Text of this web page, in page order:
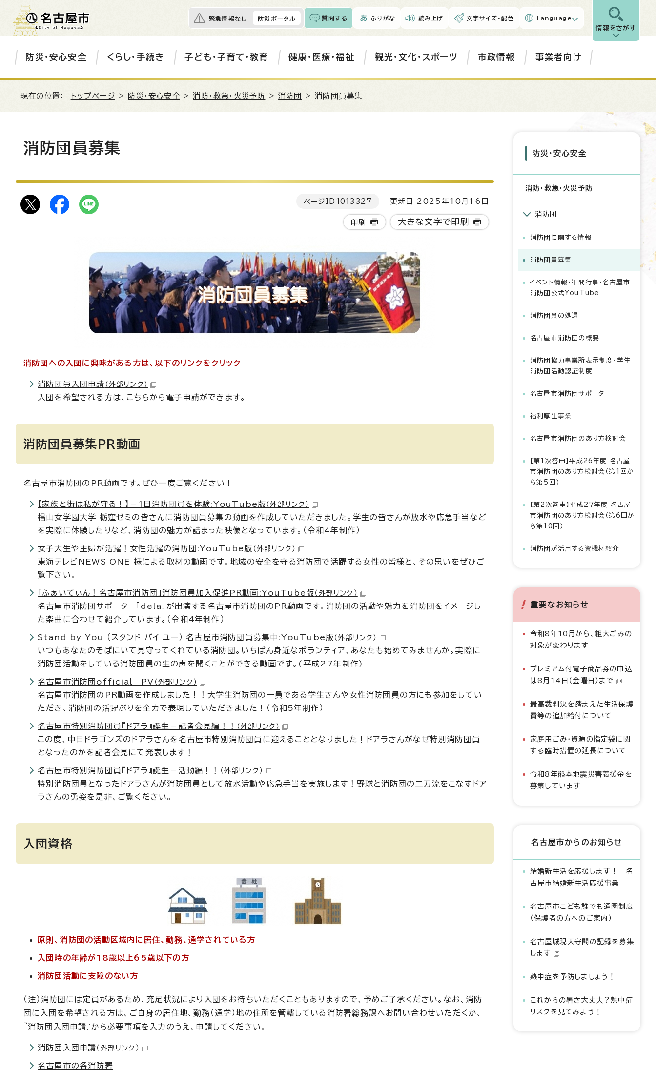
緊急情報なし 防災ポータル 質問する ふりがな 読み上げ 文字サイズ・配色 Language
情報をさがす
防災・安心安全 くらし・手続き 子ども・子育て・教育 健康・医療・福祉 観光・文化・スポーツ 市政情報 事業者向け
現在の位置： トップページ > 防災・安心安全>消防・救急・火災予防 >消防団 > 消防団員募集
消防団員募集
ページID 1013327 更新日 2025年10月16日
印刷 大きな文字で印刷
消防団への入団に興味がある方は、以下のリンクをクリック
消防団員入団申請 （外部リンク）
入団を希望される方は、こちらから電子申請ができます。
消防団員募集PR動画
名古屋市消防団のPR動画です。ぜひ一度ご覧ください！
【家族と街は私が守る！】－1日消防団員を体験:YouTube版 （外部リンク）
椙山女学園大学 栃窪ゼミの皆さんに消防団員募集の動画を作成していただきました。学生の皆さんが放水や応急手当など
を実際に体験したりなど、消防団の魅力が詰まった映像となっています。（令和4年制作）
女子大生や主婦が活躍！女性活躍の消防団:YouTube版 （外部リンク）
東海テレビNEWS ONE 様による取材の動画です。地域の安全を守る消防団で活躍する女性の皆様と、その思いをぜひご
覧下さい。
「ふぁいてぃん！名古屋市消防団」消防団員加入促進PR動画:YouTube版 （外部リンク）
名古屋市消防団サポーター「dela」が出演する名古屋市消防団のPR動画です。消防団の活動や魅力を消防団をイメージし
た楽曲に合わせて紹介しています。（令和4年制作）
Stand by You （スタンド バイ ユー） 名古屋市消防団員募集中:YouTube版 （外部リンク）
いつもあなたのそばにいて見守ってくれている消防団。いちばん身近なボランティア、あなたも始めてみませんか。実際に
消防団活動をしている消防団員の生の声を聞くことができる動画です。(平成27年制作)
名古屋市消防団official PV （外部リンク）
名古屋市消防団のPR動画を作成しました！！大学生消防団の一員である学生さんや女性消防団員の方にも参加をしてい
ただき、消防団の活躍ぶりを全力で表現していただきました！（令和5年制作）
名古屋市特別消防団員『ドアラ』誕生－記者会見編！！ （外部リンク）
この度、中日ドラゴンズのドアラさんを名古屋市特別消防団員に迎えることとなりました！ドアラさんがなぜ特別消防団員
となったのかを記者会見にて発表します！
名古屋市特別消防団員『ドアラ』誕生－活動編！！ （外部リンク）
特別消防団員となったドアラさんが消防団員として放水活動や応急手当を実施します！野球と消防団の二刀流をこなすドア
ラさんの勇姿を是非、ご覧ください。
入団資格
原則、消防団の活動区域内に居住、勤務、通学されている方
入団時の年齢が18歳以上65歳以下の方
消防団活動に支障のない方
（注）消防団には定員があるため、充足状況により入団をお待ちいただくこともありますので、予めご了承ください。なお、消防
団に入団を希望される方は、ご自身の居住地、勤務（通学）地の住所を管轄している消防署総務課へお問い合わせいただくか、
『消防団入団申請』から必要事項を入力のうえ、申請してください。
消防団入団申請 （外部リンク）
名古屋市の各消防署
防災・安心安全
消防・救急・火災予防
消防団
消防団に関する情報
消防団員募集
イベント情報・年間行事・名古屋市
消防団公式YouTube
消防団員の処遇
名古屋市消防団の概要
消防団協力事業所表示制度・学生
消防団活動認証制度
名古屋市消防団サポーター
福利厚生事業
名古屋市消防団のあり方検討会
【第1次答申】平成26年度 名古屋
市消防団のあり方検討会（第1回か
ら第5回）
【第2次答申】平成27年度 名古屋
市消防団のあり方検討会（第6回か
ら第10回）
消防団が活用する資機材紹介
重要なお知らせ
令和8年10月から、粗大ごみの
対象が変わります
プレミアム付電子商品券の申込
は8月14日（金曜日）まで
最高裁判決を踏まえた生活保護
費等の追加給付について
家庭用ごみ・資源の指定袋に関
する臨時措置の延長について
令和8年熊本地震災害義援金を
募集しています
名古屋市からのお知らせ
結婚新生活を応援します！―名
古屋市結婚新生活応援事業―
名古屋市こども誰でも通園制度
（保護者の方へのご案内）
名古屋城現天守閣の記録を募集
します
熱中症を予防しましょう！
これからの暑さ大丈夫？熱中症
リスクを見てみよう！